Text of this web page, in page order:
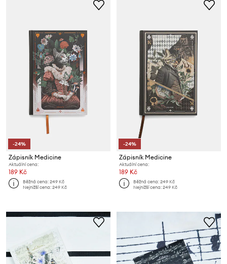
-24%
Zápisník Medicine
Aktuální cena:
189 Kč
Běžná cena:249 Kč
Nejnižší cena:249 Kč
-24%
Zápisník Medicine
Aktuální cena:
189 Kč
Běžná cena:249 Kč
Nejnižší cena:249 Kč